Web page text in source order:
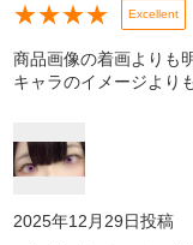
★★★★ Excellent
商品画像の着画よりも
キャラのイメージより
2025年12月29日投稿